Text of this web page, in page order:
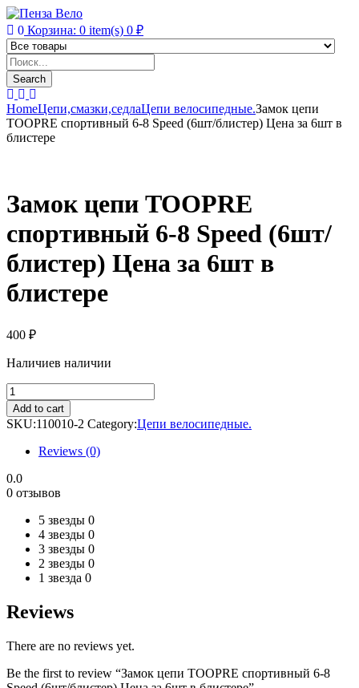
0 Корзина: 0 item(s) 0 ₽
Products
search
Search
HomeЦепи,смазки,седлаЦепи велосипедные.Замок цепи
TOOPRE спортивный 6-8 Speed (6шт/блистер) Цена за 6шт в
блистере
Замок цепи TOOPRE
спортивный 6-8 Speed (6шт/
блистер) Цена за 6шт в
блистере
400 ₽
Наличиев наличии
Замок
цепи
TOOPRE
спортивный
Speed
(6шт/
Цена
6шт
блистере
Add to cart
SKU:110010-2 Category:Цепи велосипедные.
Reviews (0)
0.0
0 отзывов
5 звезды 0
4 звезды 0
3 звезды 0
2 звезды 0
1 звезда 0
Reviews
There are no reviews yet.
Be the first to review “Замок цепи TOOPRE спортивный 6-8